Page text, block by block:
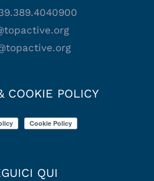
COOKIE POLICY
QUI